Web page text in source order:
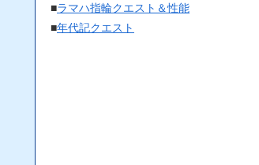
■ラマハ指輪クエスト＆性能
■年代記クエスト